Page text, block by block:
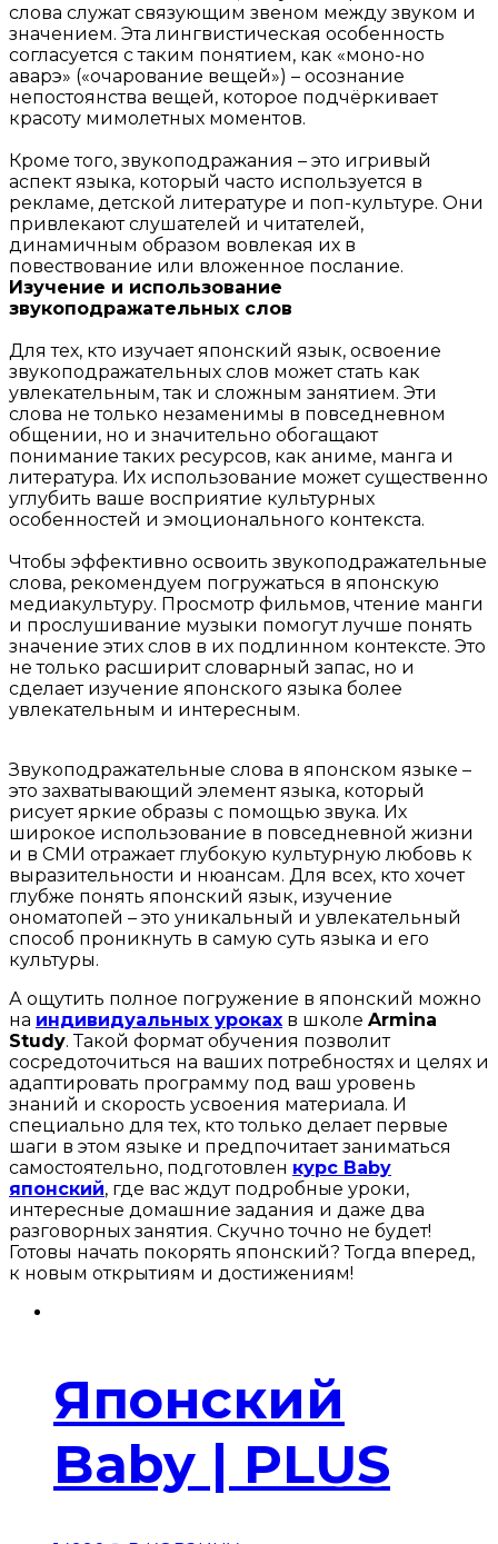
слова служат связующим звеном между звуком и
значением. Эта лингвистическая особенность
согласуется с таким понятием, как «моно-но
аварэ» («очарование вещей») – осознание
непостоянства вещей, которое подчёркивает
красоту мимолетных моментов.
Кроме того, звукоподражания – это игривый
аспект языка, который часто используется в
рекламе, детской литературе и поп-культуре. Они
привлекают слушателей и читателей,
динамичным образом вовлекая их в
повествование или вложенное послание.
Изучение и использование
звукоподражательных слов
Для тех, кто изучает японский язык, освоение
звукоподражательных слов может стать как
увлекательным, так и сложным занятием. Эти
слова не только незаменимы в повседневном
общении, но и значительно обогащают
понимание таких ресурсов, как аниме, манга и
литература. Их использование может существенно
углубить ваше восприятие культурных
особенностей и эмоционального контекста.
Чтобы эффективно освоить звукоподражательные
слова, рекомендуем погружаться в японскую
медиакультуру. Просмотр фильмов, чтение манги
и прослушивание музыки помогут лучше понять
значение этих слов в их подлинном контексте. Это
не только расширит словарный запас, но и
сделает изучение японского языка более
увлекательным и интересным.
Звукоподражательные слова в японском языке –
это захватывающий элемент языка, который
рисует яркие образы с помощью звука. Их
широкое использование в повседневной жизни
и в СМИ отражает глубокую культурную любовь к
выразительности и нюансам. Для всех, кто хочет
глубже понять японский язык, изучение
ономатопей – это уникальный и увлекательный
способ проникнуть в самую суть языка и его
культуры.
А ощутить полное погружение в японский можно
на индивидуальных уроках в школе Armina
Study. Такой формат обучения позволит
сосредоточиться на ваших потребностях и целях и
адаптировать программу под ваш уровень
знаний и скорость усвоения материала. И
специально для тех, кто только делает первые
шаги в этом языке и предпочитает заниматься
самостоятельно, подготовлен курc Baby
японский, где вас ждут подробные уроки,
интересные домашние задания и даже два
разговорных занятия. Скучно точно не будет!
Готовы начать покорять японский? Тогда вперед,
к новым открытиям и достижениям!
Японский
Baby | PLUS